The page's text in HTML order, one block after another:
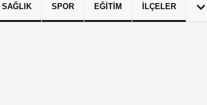
SAĞLIK SPOR EĞITIM İLÇELER